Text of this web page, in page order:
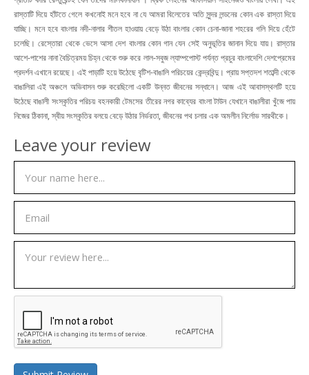
রাস্তাটি দিয়ে হাঁটতে গেলে কখনোই মনে হবে না যে আমরা বিলেতের অতি সুন্দর লন্ডনের কোন এক রাস্তা দিয়ে
যাচ্ছি। মনে হবে বাংলার নদী-নালার শীতল হাওয়ায় বেড়ে উঠা বাংলার কোন চেনা-জানা শহরের গলি দিয়ে হেঁটে
চলেছি। রেস্তোরা থেকে ভেসে আসা দেশ বাংলার কোন গান যেন সেই অনুভূতির জানান দিয়ে যায়। রাস্তার
আশে-পাশের নানা বৈচিত্রময় চিহ্ন থেকে শুরু করে লাল-সবুজ ল্যাম্পপোস্ট পর্যন্ত প্রচুর বাংলাদেশি দেশপ্রেমের
প্রদর্শন এখানে রয়েছে। এই পাড়াটি হয়ে উঠেছে বৃটিশ-বাঙালি পরিচয়ের কেন্দ্রবিন্দু। প্রায় সপ্তদশ শতাব্দী থেকে
বাঙালিরা এই অঞ্চলে অভিবাসন শুরু করেছিলো একটি উন্নত জীবনের সন্ধানে। আজ এই আবাসস্থলটি হয়ে
উঠেছে বাঙালী সংস্কৃতির পরিচয় বহনকারী টেমসের তীরের নগর কাব্যের বাংলা টাউন যেখানে বাঙালীরা খুঁজে পায়
নিজের ঠিকানা, স্বীয় সংস্কৃতির বলয়ে বেড়ে উঠার নির্ভরতা, জীবনের পথ চলার এক অমলীন নির্লোভ সারথীকে।
Leave your review